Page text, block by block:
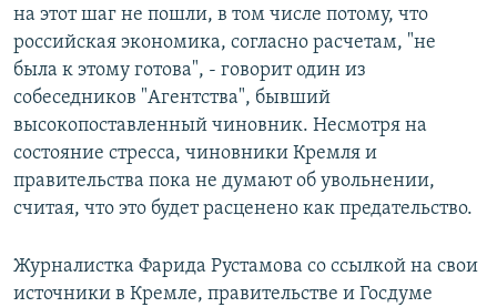
на этот шаг не пошли, в том числе потому, что
российская экономика, согласно расчетам, "не
была к этому готова", - говорит один из
собеседников "Агентства", бывший
высокопоставленный чиновник. Несмотря на
состояние стресса, чиновники Кремля и
правительства пока не думают об увольнении,
считая, что это будет расценено как предательство.
Журналистка Фарида Рустамова со ссылкой на свои
источники в Кремле, правительстве и Госдуме